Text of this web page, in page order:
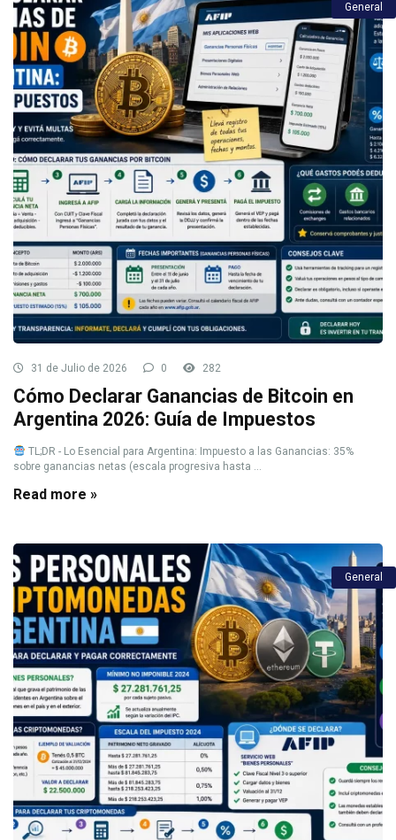
General
31 de Julio de 2026 0 282
Cómo Declarar Ganancias de Bitcoin en
Argentina 2026: Guía de Impuestos
TL;DR - Lo Esencial para Argentina: Impuesto a las Ganancias: 35%
sobre ganancias netas (escala progresiva hasta ...
Read more »
General